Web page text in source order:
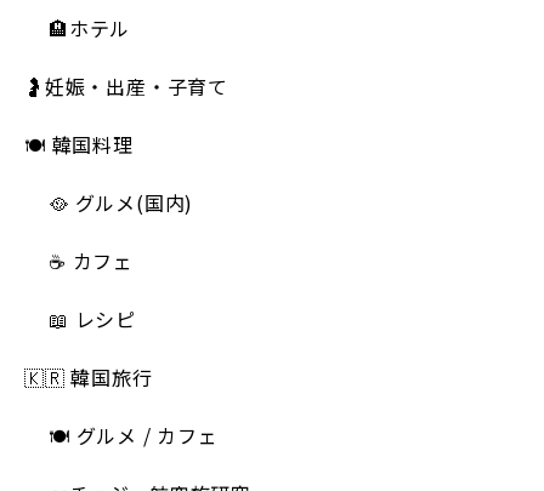
🏨ホテル
🤰妊娠・出産・子育て
🍽 韓国料理
🥘 グルメ(国内)
☕️ カフェ
📖 レシピ
🇰🇷 韓国旅行
🍽 グルメ / カフェ